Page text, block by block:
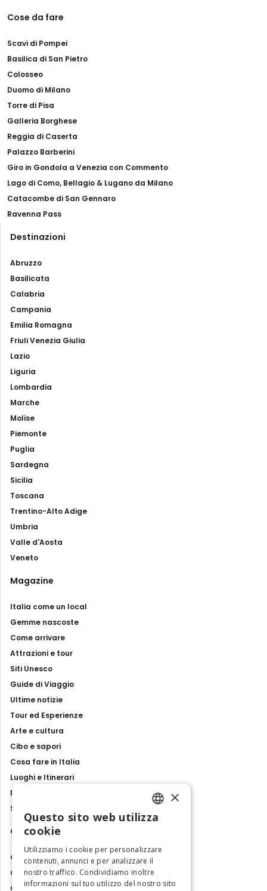
Cose da fare
Scavi di Pompei
Basilica di San Pietro
Colosseo
Duomo di Milano
Torre di Pisa
Galleria Borghese
Reggia di Caserta
Palazzo Barberini
Giro in Gondola a Venezia con Commento
Lago di Como, Bellagio & Lugano da Milano
Catacombe di San Gennaro
Ravenna Pass
Destinazioni
Abruzzo
Basilicata
Calabria
Campania
Emilia Romagna
Friuli Venezia Giulia
Lazio
Liguria
Lombardia
Marche
Molise
Piemonte
Puglia
Sardegna
Sicilia
Toscana
Trentino-Alto Adige
Umbria
Valle d'Aosta
Veneto
Magazine
Italia come un local
Gemme nascoste
Come arrivare
Attrazioni e tour
Siti Unesco
Guide di Viaggio
Ultime notizie
Tour ed Esperienze
Arte e cultura
Cibo e sapori
Cosa fare in Italia
Luoghi e Itinerari
Mostre, eventi e spettacoli
Storie e tradizioni
Contatti
Chi siamo
Collabora con noi
Contatti
ENGLISH
ITALIAN
×
Questo sito web utilizza
cookie
Utilizziamo i cookie per personalizzare
contenuti, annunci e per analizzare il
nostro traffico. Condividiamo inoltre
informazioni sul tuo utilizzo del nostro sito